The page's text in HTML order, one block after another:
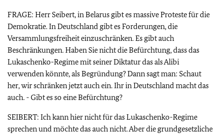
FRAGE: Herr Seibert, in Belarus gibt es massive Proteste für die
Demokratie. In Deutschland gibt es Forderungen, die
Versammlungsfreiheit einzuschränken. Es gibt auch
Beschränkungen. Haben Sie nicht die Befürchtung, dass das
Lukaschenko-Regime mit seiner Diktatur das als Alibi
verwenden könnte, als Begründung? Dann sagt man: Schaut
her, wir schränken jetzt auch ein. Ihr in Deutschland macht das
auch. - Gibt es so eine Befürchtung?
SEIBERT: Ich kann hier nicht für das Lukaschenko-Regime
sprechen und möchte das auch nicht. Aber die grundgesetzliche